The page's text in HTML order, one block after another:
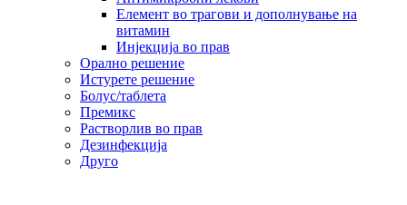
Елемент во трагови и дополнување на
витамин
Инјекција во прав
Орално решение
Истурете решение
Болус/таблета
Премикс
Растворлив во прав
Дезинфекција
Друго